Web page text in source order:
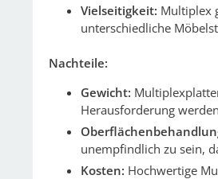
Vielseitigkeit: Multiplex
unterschiedliche
Nachteile:
Gewicht:
Herausforderung
unempfindlich zu sein,
Kosten: Hochwertige